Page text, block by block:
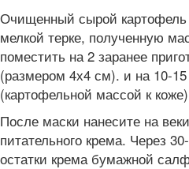
Очищенный сырой картофель
мелкой терке, полученную
поместить на 2 заранее
(размером 4х4 см). и на 10-
(картофельной массой к
После маски нанесите на
питательного крема. Через
остатки крема бумажной